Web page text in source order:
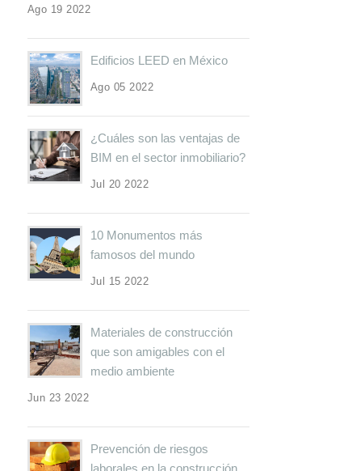
Ago 19 2022
Edificios LEED en México
Ago 05 2022
¿Cuáles son las ventajas de
BIM en el sector inmobiliario?
Jul 20 2022
10 Monumentos más
famosos del mundo
Jul 15 2022
Materiales de construcción
que son amigables con el
medio ambiente
Jun 23 2022
Prevención de riesgos
laborales en la construcción